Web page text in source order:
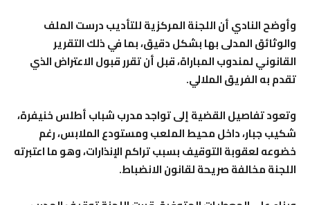
وأوضح النادي أن اللجنة المركزية للتأديب درست الملف
والوثائق المدلى بها بشكل دقيق، بما في ذلك التقرير
القانوني لمندوب المباراة، قبل أن تقرر قبول الاعتراض الذي
تقدم به الفريق الملالي.
وتعود تفاصيل القضية إلى تواجد مدرب شباب أطلس خنيفرة،
شكيب جبار، داخل محيط الملعب ومستودع الملابس، رغم
خضوعه لعقوبة التوقيف بسبب تراكم الإنذارات، وهو ما اعتبرته
اللجنة مخالفة صريحة لقانون الانضباط.